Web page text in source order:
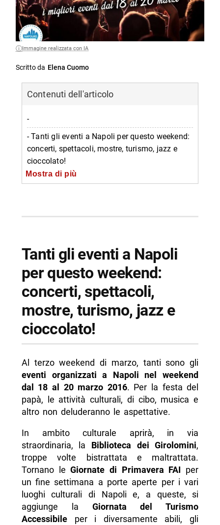
Immagine realizzata con IA
Scritto da Elena Cuomo
Contenuti dell'articolo
-
- Tanti gli eventi a Napoli per questo weekend:
concerti, spettacoli, mostre, turismo, jazz e
cioccolato!
-- Eventi culturali a Napoli
-- Musica
-- Scopri di più da Napolike.it
Mostra di più
Tanti gli eventi a Napoli
per questo weekend:
concerti, spettacoli,
mostre, turismo, jazz e
cioccolato!
Al terzo weekend di marzo, tanti sono gli
eventi organizzati a Napoli nel weekend
dal 18 al 20 marzo 2016. Per la festa del
papà, le attività culturali, di cibo, musica e
altro non deluderanno le aspettative.
In ambito culturale aprirà, in via
straordinaria, la Biblioteca dei Girolomini,
troppe volte bistrattata e maltrattata.
Tornano leGiornate di Primavera FAI per
un fine settimana a porte aperte per i vari
luoghi culturali di Napoli e, a queste, si
aggiunge la Giornata del Turismo
Accessibileper i diversamente abili, gli